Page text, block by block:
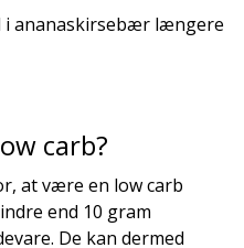
i ananaskirsebær længere
carb?
at være en low carb
end 10 gram
De kan dermed